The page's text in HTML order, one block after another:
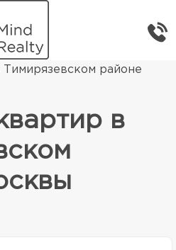
недвижимость
районе
в